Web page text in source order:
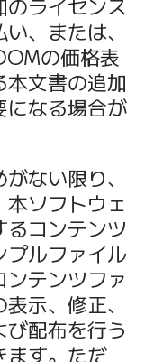
、または、
の価格表
本文書の追加
になる場合が
ない限り、
ソフトウェ
るコンテンツ
プルファイル
ンテンツファ
示、修正、
配布を行う
ます。ただ